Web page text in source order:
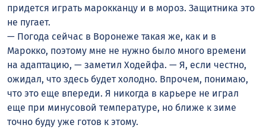
придется играть марокканцу и в мороз. Защитника это
не пугает.
— Погода сейчас в Воронеже такая же, как и в
Марокко, поэтому мне не нужно было много времени
на адаптацию, — заметил Ходейфа. — Я, если честно,
ожидал, что здесь будет холодно. Впрочем, понимаю,
что это еще впереди. Я никогда в карьере не играл
еще при минусовой температуре, но ближе к зиме
точно буду уже готов к этому.